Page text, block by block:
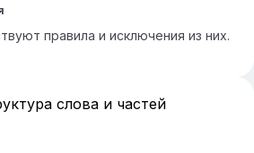
правила и исключения из них.